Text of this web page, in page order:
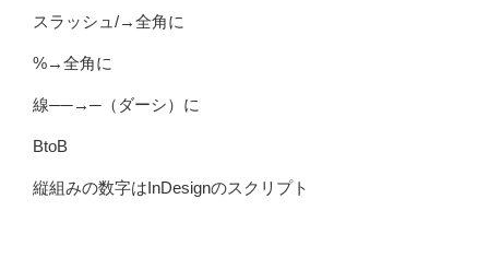
スラッシュ/→全角に
%→全角に
線──→─（ダーシ）に
BtoB
縦組みの数字はInDesignのスクリプト